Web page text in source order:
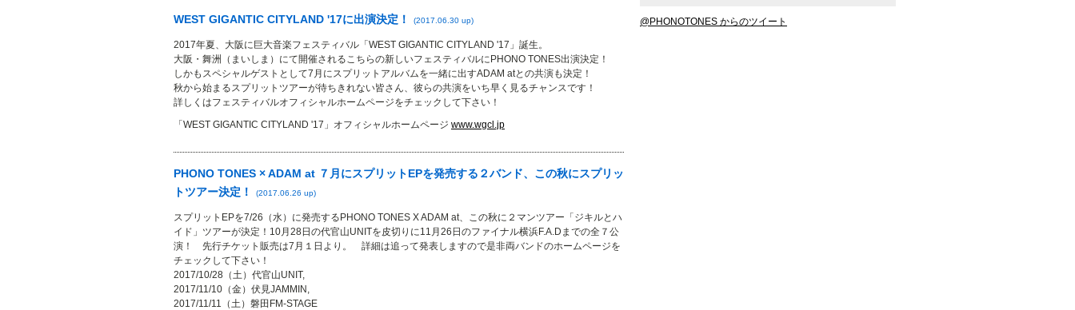
WEST GIGANTIC CITYLAND '17に出演決定！ (2017.06.30 up)
2017年夏、大阪に巨大音楽フェスティバル「WEST GIGANTIC CITYLAND '17」誕生。
大阪・舞洲（まいしま）にて開催されるこちらの新しいフェスティバルにPHONO TONES出演決定！
しかもスペシャルゲストとして7月にスプリットアルバムを一緒に出すADAM atとの共演も決定！
秋から始まるスプリットツアーが待ちきれない皆さん、彼らの共演をいち早く見るチャンスです！
詳しくはフェスティバルオフィシャルホームページをチェックして下さい！
「WEST GIGANTIC CITYLAND '17」オフィシャルホームページ www.wgcl.jp
PHONO TONES × ADAM at ７月にスプリットEPを発売する２バンド、この秋にスプリッ
トツアー決定！
(2017.06.26 up)
スプリットEPを7/26（水）に発売するPHONO TONES X ADAM at、この秋に２マンツアー「ジキルとハ
イド」ツアーが決定！10月28日の代官山UNITを皮切りに11月26日のファイナル横浜F.A.Dまでの全７公
演！ 先行チケット販売は7月１日より。 詳細は追って発表しますので是非両バンドのホームページを
チェックして下さい！
2017/10/28（土）代官山UNIT,
2017/11/10（金）伏見JAMMIN,
2017/11/11（土）磐田FM-STAGE
@PHONOTONES からのツイート